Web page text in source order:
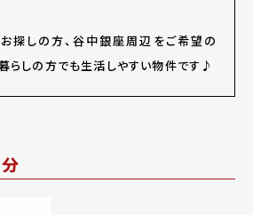
探しの方、谷中銀座周辺をご希望の
らしの方でも生活しやすい物件です♪